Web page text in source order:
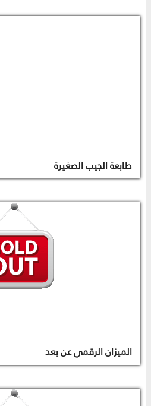
طابعة الجيب الصغيرة
الميزان الرقمي عن بعد